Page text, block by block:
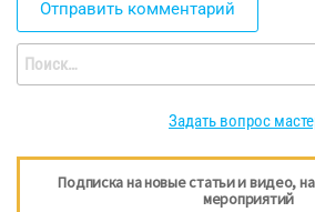
Найти:
Задать вопрос
Подписка на новые статьи и видео,
мероприятий